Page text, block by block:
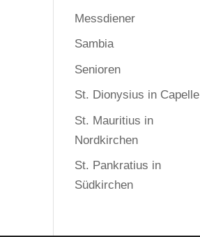
Messdiener
Sambia
Senioren
St. Dionysius in Capelle
St. Mauritius in
Nordkirchen
St. Pankratius in
Südkirchen